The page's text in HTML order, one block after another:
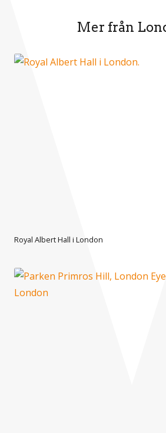
Mer från
Royal Albert Hall i London